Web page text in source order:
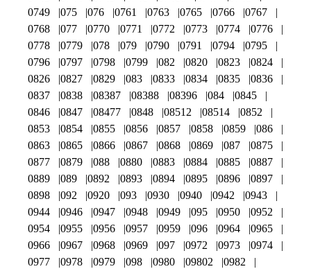
0749
075 076 0761 0763 0765 0766
0767
0768
077 0770 0771 0772 0773 0774
0776
0778
0779 078 079 0790 0791 0794
0795
0796
0797 0798 0799 082 0820 0823
0824
0826
0827 0829 083 0833 0834 0835
0836
0837
0838 08387 08388 08396 084
0845
0846
0847 08477 0848 08512 08514
0852
0853
0854 0855 0856 0857 0858 0859
086
0863
0865 0866 0867 0868 0869 087
0875
0877
0879 088 0880 0883 0884 0885
0887
0889
089 0892 0893 0894 0895 0896
0897
0898
092 0920 093 0930 0940 0942
0943
0944
0946 0947 0948 0949 095 0950
0952
0954
0955 0956 0957 0959 096 0964
0965
0966
0967 0968 0969 097 0972 0973
0974
0977
0978 0979 098 0980 09802
0982